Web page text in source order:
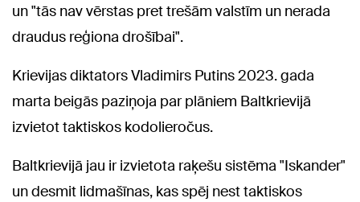
un "tās nav vērstas pret trešām valstīm un nerada
draudus reģiona drošībai".
Krievijas diktators Vladimirs Putins 2023. gada
marta beigās paziņoja par plāniem Baltkrievijā
izvietot taktiskos kodolieročus.
Baltkrievijā jau ir izvietota raķešu sistēma "Iskander"
un desmit lidmašīnas, kas spēj nest taktiskos